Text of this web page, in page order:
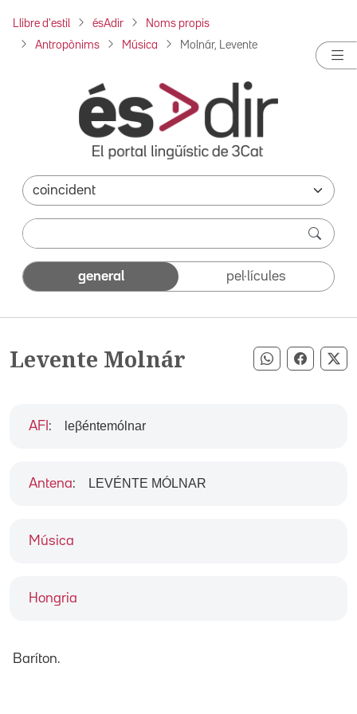
Llibre d'estil ésAdir Noms propis
Antropònims Música Molnár, Levente
general pel·lícules
Levente Molnár Compartir
Música
Hongria
AFI : leβéntemólnar
Antena: LEVÉNTE MÓLNAR
Baríton.